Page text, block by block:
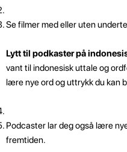
Se filmer med eller uten
Lytt til podkaster på
vant til indonesisk uttale og
lære nye ord og uttrykk du kan
Podcaster lar deg også lære
fremtiden.